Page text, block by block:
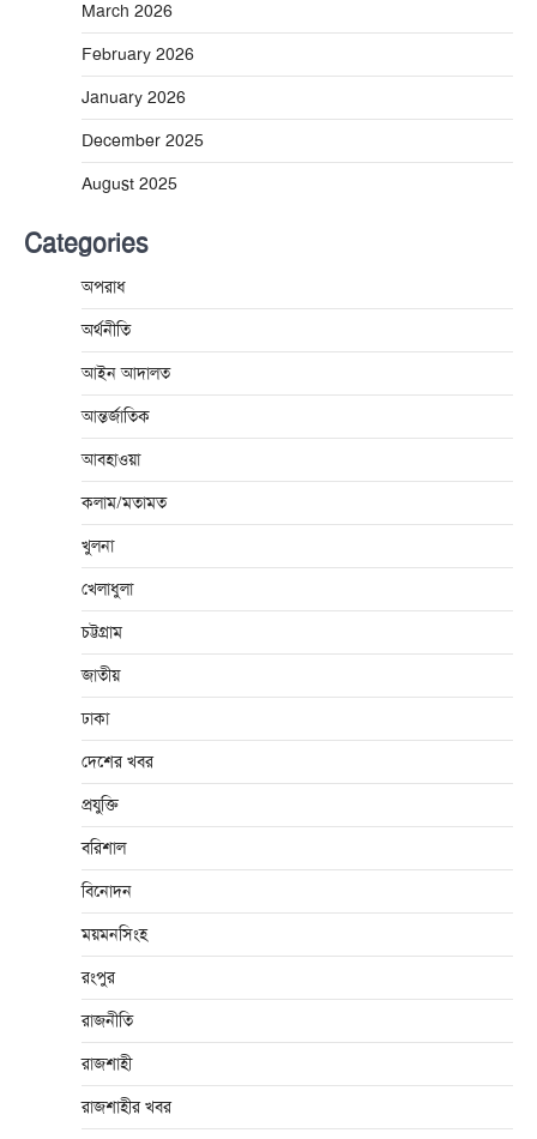
March 2026
February 2026
January 2026
December 2025
August 2025
Categories
অপরাধ
অর্থনীতি
আইন আদালত
আন্তর্জাতিক
আবহাওয়া
কলাম/মতামত
খুলনা
খেলাধুলা
চট্টগ্রাম
জাতীয়
ঢাকা
দেশের খবর
প্রযুক্তি
বরিশাল
বিনোদন
ময়মনসিংহ
রংপুর
রাজনীতি
রাজশাহী
রাজশাহীর খবর